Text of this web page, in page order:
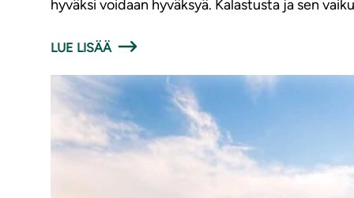
hyväksi voidaan hyväksyä. Kalastusta ja sen
LUE LISÄÄ